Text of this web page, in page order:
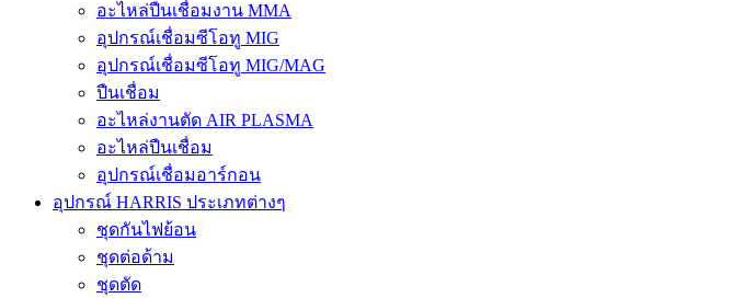
อะไหล่ปืนเชื่อมงาน MMA
อุปกรณ์เชื่อมซีโอทู MIG
อุปกรณ์เชื่อมซีโอทู MIG/MAG
ปืนเชื่อม
อะไหล่งานตัด AIR PLASMA
อะไหล่ปืนเชื่อม
อุปกรณ์เชื่อมอาร์กอน
อุปกรณ์ HARRIS ประเภทต่างๆ
ชุดกันไฟย้อน
ชุดต่อด้าม
ชุดตัด